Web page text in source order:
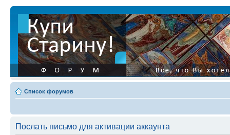
Список форумов
Послать письмо для активации аккаунта